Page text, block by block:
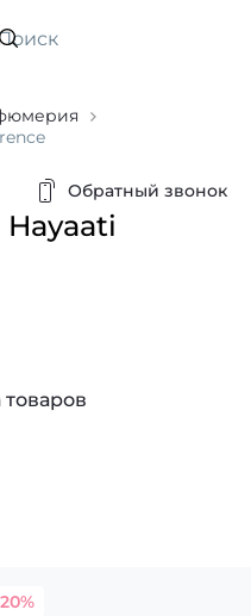
Искать
Обратный звонок
Hayaati